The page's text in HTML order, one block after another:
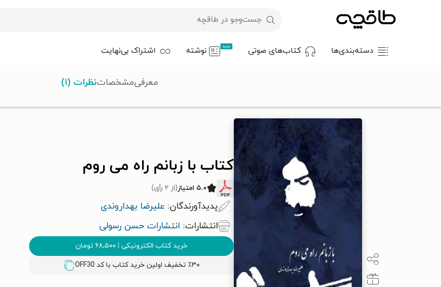
دسته‌بندی‌ها کتاب‌های صوتی جدید نوشته اشتراک بی‌نهایت
کتاب با زبانم راه می روم
۵.۰ امتیاز (از ۲ رأی)
پدیدآورندگان: علیرضا بهداروندی
انتشارات: انتشارات حسن رسولی
خرید کتاب الکترونیکی | ۶۸,۵۰۰ تومان
٪۳۰ تخفیف اولین خرید کتاب با کد OFF30
معرفیمشخصاتنظرات (۱)